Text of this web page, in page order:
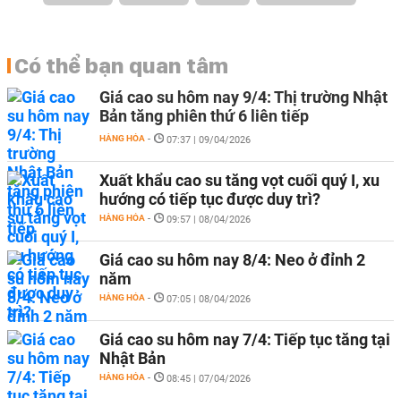
Có thể bạn quan tâm
Giá cao su hôm nay 9/4: Thị trường Nhật
Bản tăng phiên thứ 6 liên tiếp
HÀNG HÓA - 07:37 | 09/04/2026
Xuất khẩu cao su tăng vọt cuối quý I, xu
hướng có tiếp tục được duy trì?
HÀNG HÓA - 09:57 | 08/04/2026
Giá cao su hôm nay 8/4: Neo ở đỉnh 2
năm
HÀNG HÓA - 07:05 | 08/04/2026
Giá cao su hôm nay 7/4: Tiếp tục tăng tại
Nhật Bản
HÀNG HÓA - 08:45 | 07/04/2026